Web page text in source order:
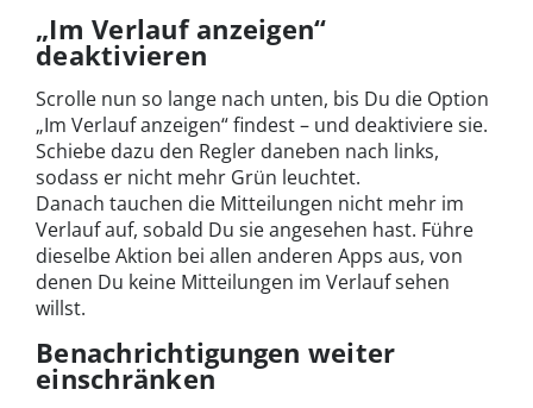
„Im Verlauf anzeigen“
deaktivieren
Scrolle nun so lange nach unten, bis Du die Option
„Im Verlauf anzeigen“ findest – und deaktiviere sie.
Schiebe dazu den Regler daneben nach links,
sodass er nicht mehr Grün leuchtet.
Danach tauchen die Mitteilungen nicht mehr im
Verlauf auf, sobald Du sie angesehen hast. Führe
dieselbe Aktion bei allen anderen Apps aus, von
denen Du keine Mitteilungen im Verlauf sehen
willst.
Benachrichtigungen weiter
einschränken